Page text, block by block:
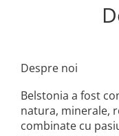
Coliere Handmade
Despre noi
Belstonia a fost
natura, minerale,
combinate cu